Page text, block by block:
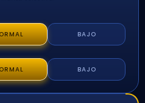
BAJO
BAJO